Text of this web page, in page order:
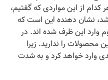
کدام از این مواردی که گفتیم،
نشان دهنده این است که
وارد این ظرف شده‌ اند. در
محصولات را ندارید. زیرا
وارد خواهد کرد و به شدت